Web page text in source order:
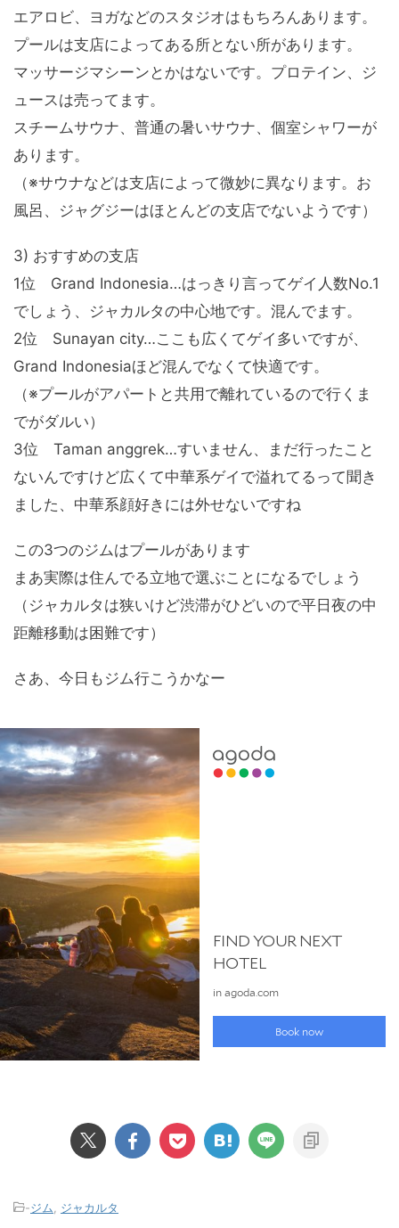
エアロビ、ヨガなどのスタジオはもちろんあります。
プールは支店によってある所とない所があります。
マッサージマシーンとかはないです。プロテイン、ジ
ュースは売ってます。
スチームサウナ、普通の暑いサウナ、個室シャワーが
あります。
（※サウナなどは支店によって微妙に異なります。お
風呂、ジャグジーはほとんどの支店でないようです）
3) おすすめの支店
1位 Grand Indonesia…はっきり言ってゲイ人数No.1
でしょう、ジャカルタの中心地です。混んでます。
2位 Sunayan city…ここも広くてゲイ多いですが、
Grand Indonesiaほど混んでなくて快適です。
（※プールがアパートと共用で離れているので行くま
でがダルい）
3位 Taman anggrek…すいません、まだ行ったこと
ないんですけど広くて中華系ゲイで溢れてるって聞き
ました、中華系顔好きには外せないですね
この3つのジムはプールがあります
まあ実際は住んでる立地で選ぶことになるでしょう
（ジャカルタは狭いけど渋滞がひどいので平日夜の中
距離移動は困難です）
さあ、今日もジム行こうかなー
-ジム, ジャカルタ